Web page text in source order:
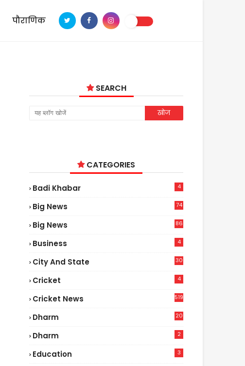
पौराणिक
SEARCH
CATEGORIES
Badi Khabar 4
Big News
74
Big News
86
Business 4
City And State 30
Cricket 4
Cricket News 519
Dharm 20
Dharm 2
Education 3